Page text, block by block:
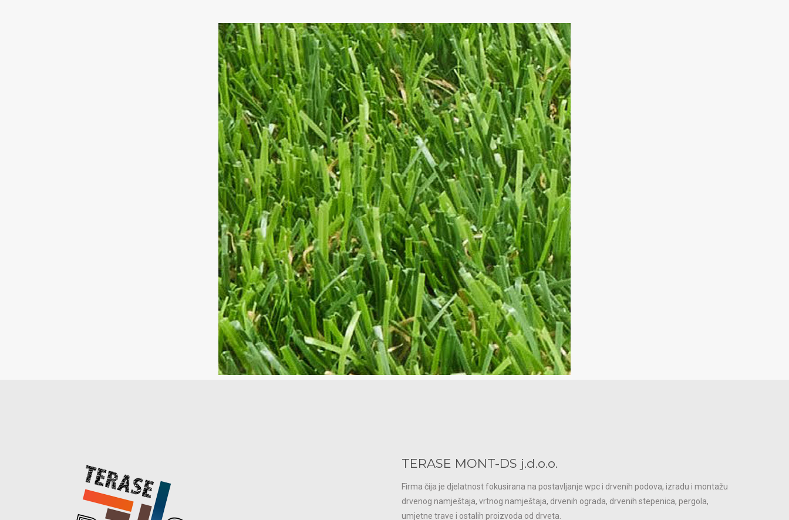
TERASE MONT-DS j.d.o.o.
Firma čija je djelatnost fokusirana na postavljanje wpc i drvenih podova, izradu i montažu
drvenog namještaja, vrtnog namještaja, drvenih ograda, drvenih stepenica, pergola,
umjetne trave i ostalih proizvoda od drveta.